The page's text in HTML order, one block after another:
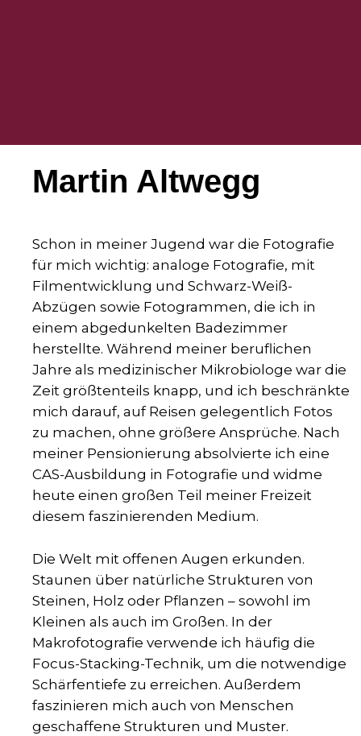
Martin Altwegg
Schon in meiner Jugend war die Fotografie
für mich wichtig: analoge Fotografie, mit
Filmentwicklung und Schwarz-Weiß-
Abzügen sowie Fotogrammen, die ich in
einem abgedunkelten Badezimmer
herstellte. Während meiner beruflichen
Jahre als medizinischer Mikrobiologe war die
Zeit größtenteils knapp, und ich beschränkte
mich darauf, auf Reisen gelegentlich Fotos
zu machen, ohne größere Ansprüche. Nach
meiner Pensionierung absolvierte ich eine
CAS-Ausbildung in Fotografie und widme
heute einen großen Teil meiner Freizeit
diesem faszinierenden Medium.
Die Welt mit offenen Augen erkunden.
Staunen über natürliche Strukturen von
Steinen, Holz oder Pflanzen – sowohl im
Kleinen als auch im Großen. In der
Makrofotografie verwende ich häufig die
Focus-Stacking-Technik, um die notwendige
Schärfentiefe zu erreichen. Außerdem
faszinieren mich auch von Menschen
geschaffene Strukturen und Muster.